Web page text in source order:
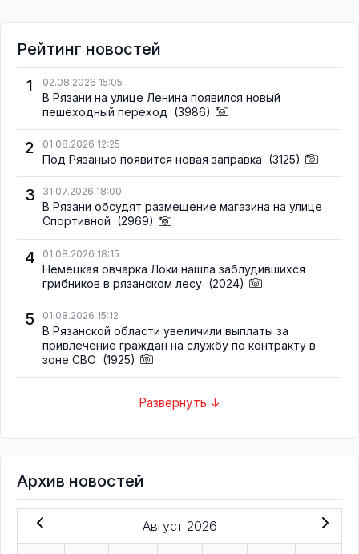
Рейтинг новостей
1
02.08.2026 15:05
В Рязани на улице Ленина появился новый
пешеходный переход (3986)
2 01.08.2026 12:25
Под Рязанью появится новая заправка (3125)
3 31.07.2026 18:00
В Рязани обсудят размещение магазина на улице
Спортивной (2969)
4 01.08.2026 18:15
Немецкая овчарка Локи нашла заблудившихся
грибников в рязанском лесу (2024)
5 01.08.2026 15:12
В Рязанской области увеличили выплаты за
привлечение граждан на службу по контракту в
зоне СВО (1925)
Развернуть ↓
Архив новостей
Август 2026